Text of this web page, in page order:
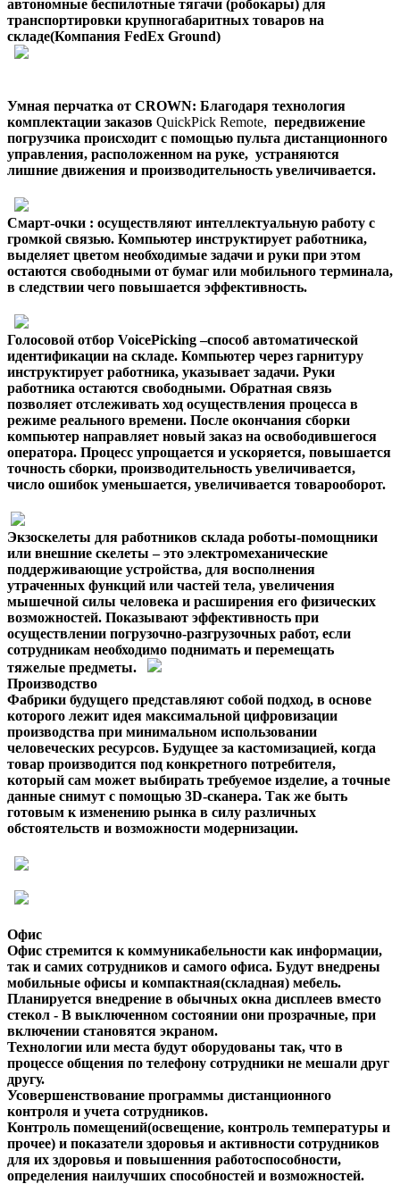
автономные беспилотные тягачи (робокары) для
транспортировки крупногабаритных товаров на
складе(Компания FedEx Ground)
Умная перчатка от CROWN: Благодаря технология
комплектации заказов QuickPick Remote, передвижение
погрузчика происходит с помощью пульта дистанционного
управления, расположенном на руке, устраняются
лишние движения и производительность увеличивается.
Смарт-очки : осуществляют интеллектуальную работу с
громкой связью. Компьютер инструктирует работника,
выделяет цветом необходимые задачи и руки при этом
остаются свободными от бумаг или мобильного терминала,
в следствии чего повышается эффективность.
Голосовой отбор VoicePicking–способ автоматической
идентификации на складе. Компьютер через гарнитуру
инструктирует работника, указывает задачи. Руки
работника остаются свободными. Обратная связь
позволяет отслеживать ход осуществления процесса в
режиме реального времени. После окончания сборки
компьютер направляет новый заказ на освободившегося
оператора. Процесс упрощается и ускоряется, повышается
точность сборки, производительность увеличивается,
число ошибок уменьшается, увеличивается товарооборот.
Экзоскелеты для работников склада роботы-помощники
или внешние скелеты – это электромеханические
поддерживающие устройства, для восполнения
утраченных функций или частей тела, увеличения
мышечной силы человека и расширения его физических
возможностей. Показывают эффективность при
осуществлении погрузочно-разгрузочных работ, если
сотрудникам необходимо поднимать и перемещать
тяжелые предметы.
Производство
Фабрики будущего представляют собой подход, в основе
которого лежит идея максимальной цифровизации
производства при минимальном использовании
человеческих ресурсов. Будущее за кастомизацией, когда
товар производится под конкретного потребителя,
который сам может выбирать требуемое изделие, а точные
данные снимут с помощью 3D-сканера. Так же быть
готовым к изменению рынка в силу различных
обстоятельств и возможности модернизации.
Офис
Офис стремится к коммуникабельности как информации,
так и самих сотрудников и самого офиса. Будут внедрены
мобильные офисы и компактная(складная) мебель.
Планируется внедрение в обычных окна дисплеев вместо
стекол - В выключенном состоянии они прозрачные, при
включении становятся экраном.
Технологии или места будут оборудованы так, что в
процессе общения по телефону сотрудники не мешали друг
другу.
Усовершенствование программы дистанционного
контроля и учета сотрудников.
Контроль помещений(освещение, контроль температуры и
прочее) и показатели здоровья и активности сотрудников
для их здоровья и повышенния работоспособности,
определения наилучших способностей и возможностей.